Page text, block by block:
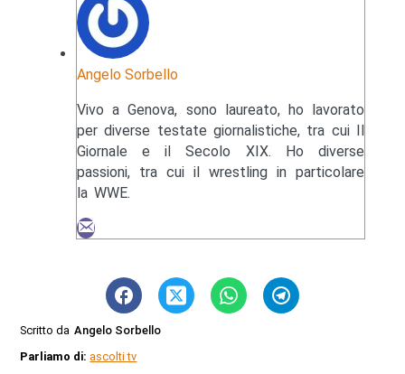
Angelo Sorbello
Vivo a Genova, sono laureato, ho lavorato
per diverse testate giornalistiche, tra cui Il
Giornale e il Secolo XIX. Ho diverse
passioni, tra cui il wrestling in particolare
la WWE.
Scritto da Angelo Sorbello
Parliamo di: ascolti tv